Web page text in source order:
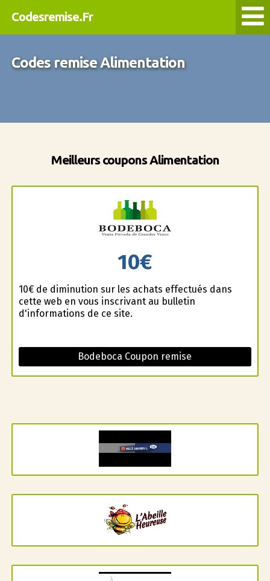
Codesremise.Fr
Codes remise Alimentation
Meilleurs coupons Alimentation
10€
10€ de diminution sur les achats effectués dans
cette web en vous inscrivant au bulletin
d'informations de ce site.
Bodeboca Coupon remise